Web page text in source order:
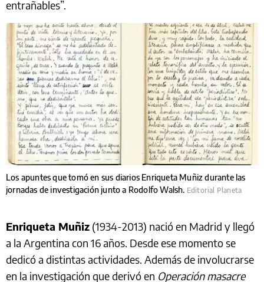
entrañables”.
Los apuntes que tomó en sus diarios Enriqueta Muñiz durante las
jornadas de investigación junto a Rodolfo Walsh. Editorial Planeta
Enriqueta Muñiz (1934-2013) nació en Madrid y llegó
a la Argentina con 16 años. Desde ese momento se
dedicó a distintas actividades. Además de involucrarse
en la investigación que derivó en Operación masacre